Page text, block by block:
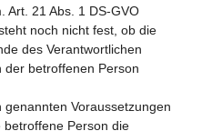
Art. 21 Abs. 1 DS-GVO
noch nicht fest, ob die
des Verantwortlichen
der betroffenen Person
Voraussetzungen
Person die